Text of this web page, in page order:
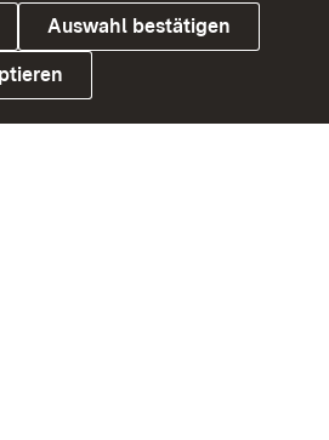
Auswahl bestätigen